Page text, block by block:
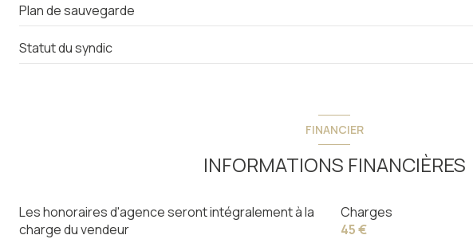
Plan de sauvegarde
Statut du syndic
FINANCIER
INFORMATIONS FINANCIÈRES
Les honoraires d'agence seront intégralement à la
charge du vendeur
Charges
45 €